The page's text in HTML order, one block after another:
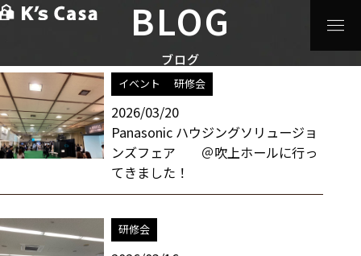
BLOG
ブログ
イベント 研修会
2026/03/20
Panasonic ハウジングソリュージョ
ンズフェア ＠吹上ホールに行っ
てきました！
研修会